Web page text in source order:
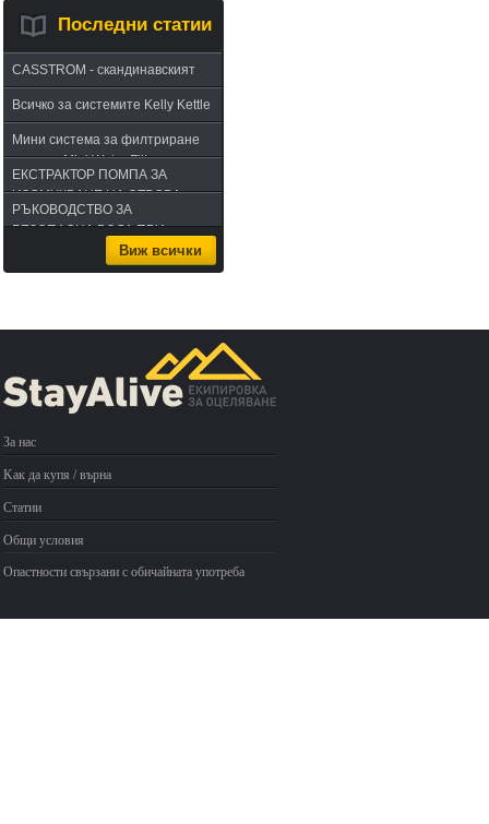
Последни статии
CASSTROM - скандинавският
път в оцеляването или
бушкрафт по лапландски
Всичко за системите Kelly Kettle
Мини система за филтриране
на вода Mini Water Filter
ЕКСТРАКТОР ПОМПА ЗА
ИЗСМУКВАНЕ НА ОТРОВА -
комплект за извличане на
РЪКОВОДСТВО ЗА
БЕЗОПАСНА ВОДА ПРИ
Виж всички
За нас
Kак да купя / върна
Статии
Общи условия
Опастности свързани с обичайната употреба